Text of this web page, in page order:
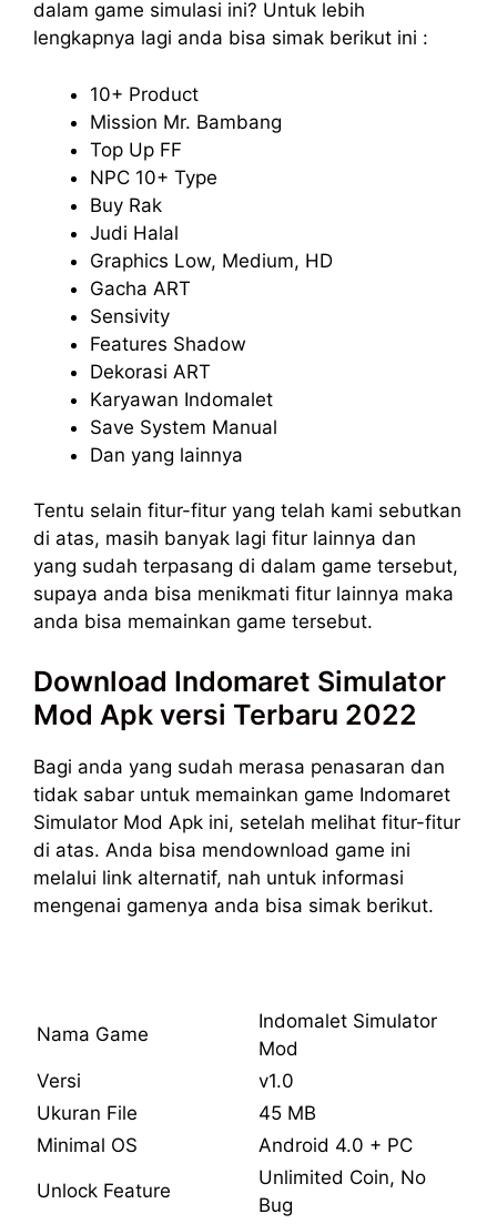
dalam game simulasi ini? Untuk lebih
lengkapnya lagi anda bisa simak berikut ini :
10+ Product
Mission Mr. Bambang
Top Up FF
NPC 10+ Type
Buy Rak
Judi Halal
Graphics Low, Medium, HD
Gacha ART
Sensivity
Features Shadow
Dekorasi ART
Karyawan Indomalet
Save System Manual
Dan yang lainnya
Tentu selain fitur-fitur yang telah kami sebutkan
di atas, masih banyak lagi fitur lainnya dan
yang sudah terpasang di dalam game tersebut,
supaya anda bisa menikmati fitur lainnya maka
anda bisa memainkan game tersebut.
Download Indomaret Simulator
Mod Apk versi Terbaru 2022
Bagi anda yang sudah merasa penasaran dan
tidak sabar untuk memainkan game Indomaret
Simulator Mod Apk ini, setelah melihat fitur-fitur
di atas. Anda bisa mendownload game ini
melalui link alternatif, nah untuk informasi
mengenai gamenya anda bisa simak berikut.
Nama Game
Indomalet Simulator
Mod
Versi
v1.0
Ukuran File
45 MB
Minimal OS
Android 4.0 + PC
Unlock Feature
Unlimited Coin, No
Bug